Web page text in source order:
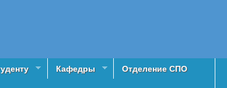
Кафедры Отделение СПО